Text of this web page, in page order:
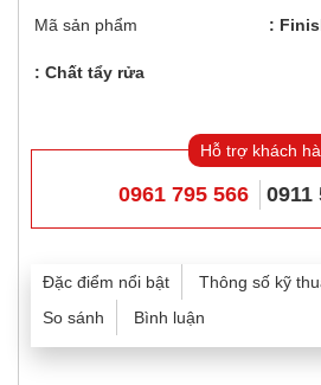
Mã sản phẩm
Chất tẩy rửa
Hỗ trợ khách
0961 795 566 0911
Đặc điểm nổi bật Thông số kỹ
So sánh
Bình luận